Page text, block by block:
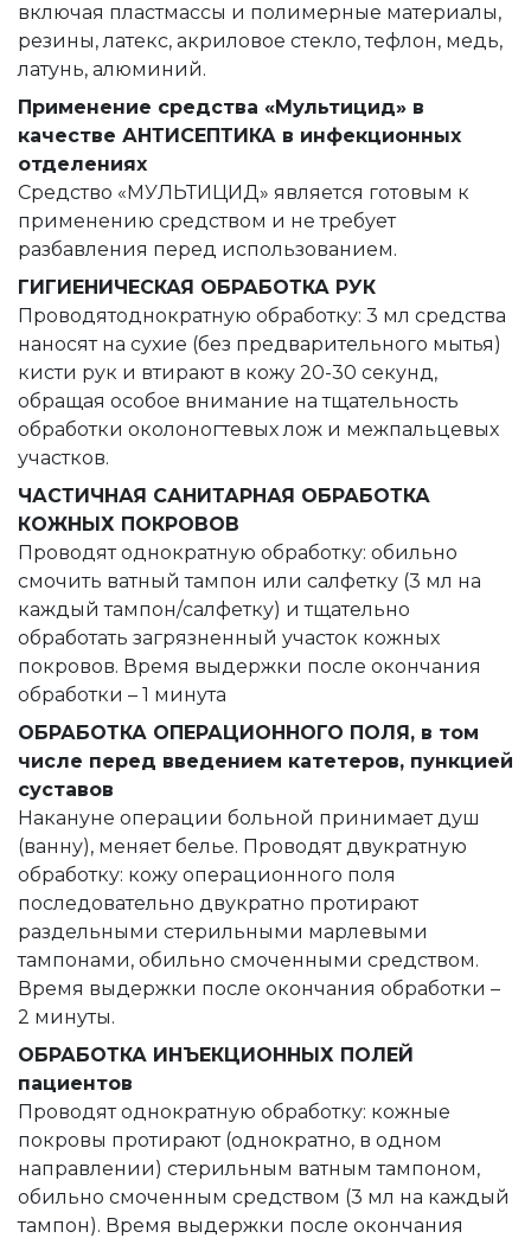
включая пластмассы и полимерные материалы,
резины, латекс, акриловое стекло, тефлон, медь,
латунь, алюминий.
Применение средства «Мультицид» в
качестве АНТИСЕПТИКА в инфекционных
отделениях
Средство «МУЛЬТИЦИД» является готовым к
применению средством и не требует
разбавления перед использованием.
ГИГИЕНИЧЕСКАЯ ОБРАБОТКА РУК
Проводятоднократную обработку: 3 мл средства
наносят на сухие (без предварительного мытья)
кисти рук и втирают в кожу 20-30 секунд,
обращая особое внимание на тщательность
обработки околоногтевых лож и межпальцевых
участков.
ЧАСТИЧНАЯ САНИТАРНАЯ ОБРАБОТКА
КОЖНЫХ ПОКРОВОВ
Проводят однократную обработку: обильно
смочить ватный тампон или салфетку (3 мл на
каждый тампон/салфетку) и тщательно
обработать загрязненный участок кожных
покровов. Время выдержки после окончания
обработки – 1 минута
ОБРАБОТКА ОПЕРАЦИОННОГО ПОЛЯ, в том
числе перед введением катетеров, пункцией
суставов
Накануне операции больной принимает душ
(ванну), меняет белье. Проводят двукратную
обработку: кожу операционного поля
последовательно двукратно протирают
раздельными стерильными марлевыми
тампонами, обильно смоченными средством.
Время выдержки после окончания обработки –
2 минуты.
ОБРАБОТКА ИНЪЕКЦИОННЫХ ПОЛЕЙ
пациентов
Проводят однократную обработку: кожные
покровы протирают (однократно, в одном
направлении) стерильным ватным тампоном,
обильно смоченным средством (3 мл на каждый
тампон). Время выдержки после окончания